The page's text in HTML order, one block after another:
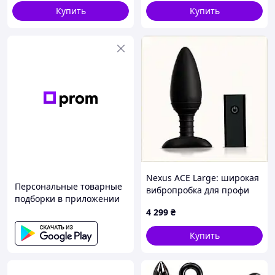
Материал: нержавеющая сталь и горный хрусталь.
Длина: 72 мм;
Купить Купить
Персональные товарные
подборки в приложении
Nexus ACE Large: широкая
вибропробка для профи
4 299 ₴
Купить